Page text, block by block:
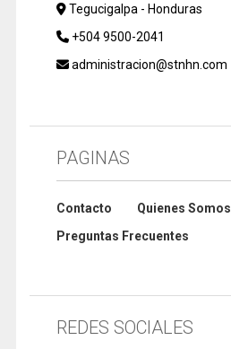
Tegucigalpa - Honduras
+504 9500-2041
administracion@stnhn.com
PAGINAS
Contacto
Quienes Somos
Preguntas Frecuentes
REDES SOCIALES